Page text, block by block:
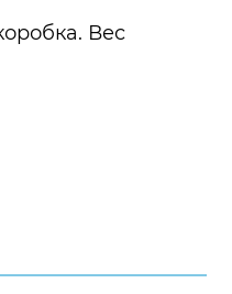
Вес